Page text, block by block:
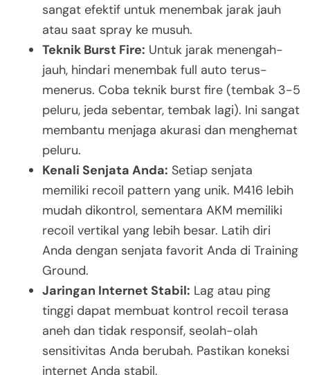
sangat efektif untuk menembak jarak jauh
atau saat spray ke musuh.
Teknik Burst Fire: Untuk jarak menengah-
jauh, hindari menembak full auto terus-
menerus. Coba teknik burst fire (tembak 3-5
peluru, jeda sebentar, tembak lagi). Ini sangat
membantu menjaga akurasi dan menghemat
peluru.
Kenali Senjata Anda: Setiap senjata
memiliki recoil pattern yang unik. M416 lebih
mudah dikontrol, sementara AKM memiliki
recoil vertikal yang lebih besar. Latih diri
Anda dengan senjata favorit Anda di Training
Ground.
Jaringan Internet Stabil: Lag atau ping
tinggi dapat membuat kontrol recoil terasa
aneh dan tidak responsif, seolah-olah
sensitivitas Anda berubah. Pastikan koneksi
internet Anda stabil.